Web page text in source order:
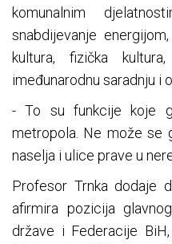
komunalnim
snabdijevanje
kultura, fizička
imeđunarodnu saradnju i
- To su funkcije koje
metropola. Ne može se
naselja i ulice prave u
Profesor Trnka dodaje
afirmira pozicija
države i Federacije